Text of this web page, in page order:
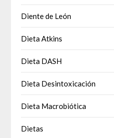
Diente de León
Dieta Atkins
Dieta DASH
Dieta Desintoxicación
Dieta Macrobiótica
Dietas